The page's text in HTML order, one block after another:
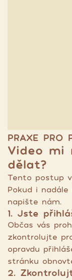
PRAXE PRO
Video mi
dělat?
Tento postup
Pokud i
napište nám.
1. Jste
Občas vás
zkontrolujte
opravdu
stránku
2.